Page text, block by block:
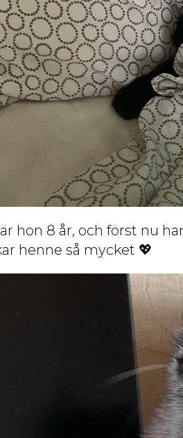
hon 8 år, och först nu
henne så mycket 💖